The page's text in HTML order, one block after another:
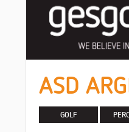
ASD
GOLF